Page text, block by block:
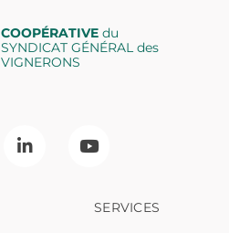
COOPÉRATIVEdu
SYNDICAT GÉNÉRAL des
VIGNERONS
SERVICES